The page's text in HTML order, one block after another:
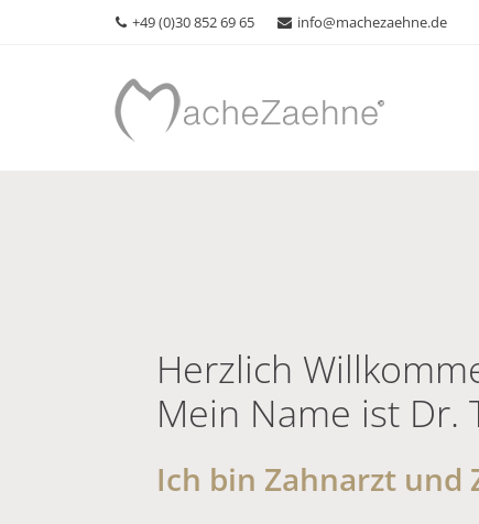
+49 (0)30 852 69 65 info@machezaehne.de
Herzlich
Mein Name ist Dr.
Ich bin Zahnarzt